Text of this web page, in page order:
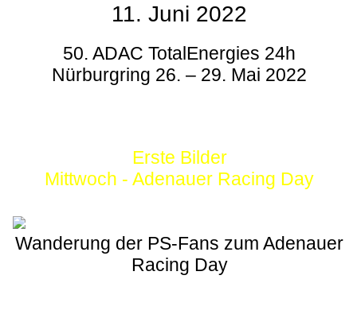
11. Juni 2022
50. ADAC TotalEnergies 24h
Nürburgring 26. – 29. Mai 2022
Erste Bilder
Mittwoch - Adenauer Racing Day
Wanderung der PS-Fans zum Adenauer
Racing Day